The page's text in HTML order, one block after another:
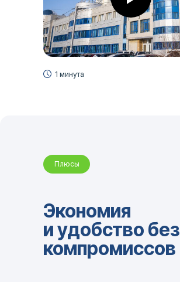
1 минута
Экономия
и удобство без
компромиссов
Плюсы